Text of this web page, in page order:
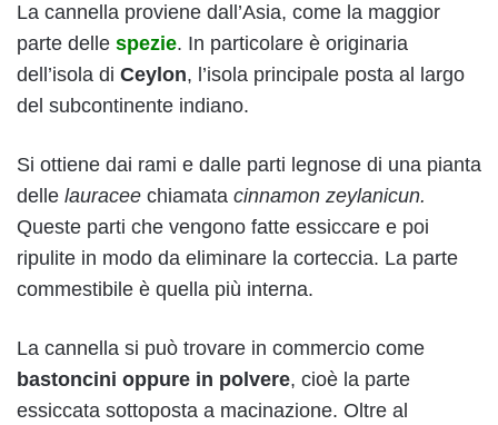
La cannella proviene dall’Asia, come la maggior
parte delle spezie. In particolare è originaria
dell’isola di Ceylon, l’isola principale posta al largo
del subcontinente indiano.
Si ottiene dai rami e dalle parti legnose di una pianta
delle lauracee chiamata cinnamon zeylanicun.
Queste parti che vengono fatte essiccare e poi
ripulite in modo da eliminare la corteccia. La parte
commestibile è quella più interna.
La cannella si può trovare in commercio come
bastoncini oppure in polvere, cioè la parte
essiccata sottoposta a macinazione. Oltre al